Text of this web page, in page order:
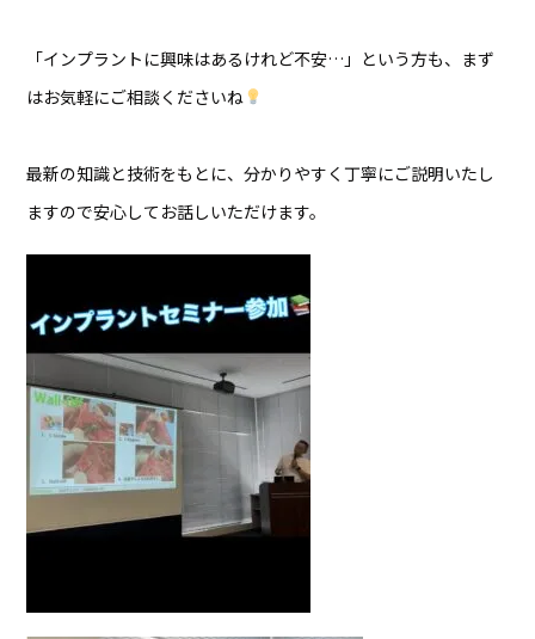
「インプラントに興味はあるけれど不安…」という方も、まず
はお気軽にご相談くださいね
最新の知識と技術をもとに、分かりやすく丁寧にご説明いたし
ますので安心してお話しいただけます。